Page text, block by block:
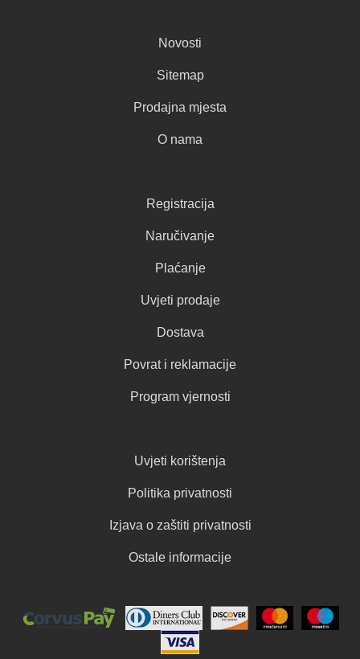
Novosti
Sitemap
Prodajna mjesta
O nama
Registracija
Naručivanje
Plaćanje
Uvjeti prodaje
Dostava
Povrat i reklamacije
Program vjernosti
Uvjeti korištenja
Politika privatnosti
Izjava o zaštiti privatnosti
Ostale informacije